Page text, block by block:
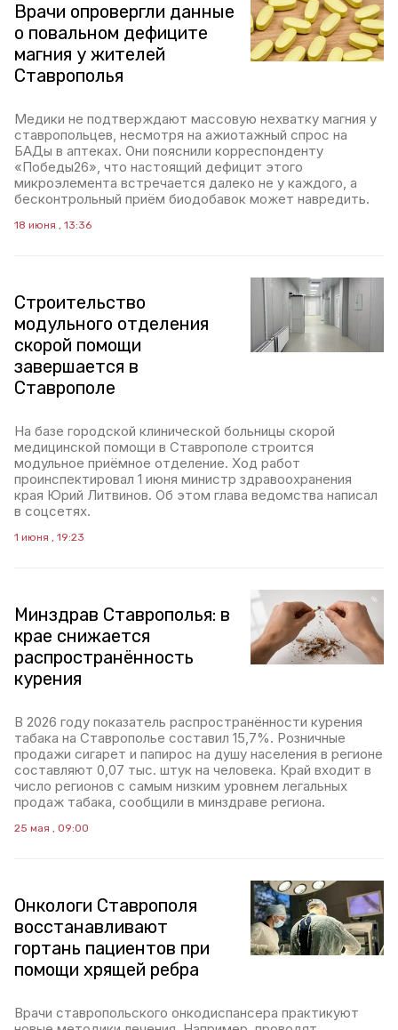
Врачи опровергли данные
о повальном дефиците
магния у жителей
Ставрополья
Медики не подтверждают массовую нехватку магния у
ставропольцев, несмотря на ажиотажный спрос на
БАДы в аптеках. Они пояснили корреспонденту
«Победы26», что настоящий дефицит этого
микроэлемента встречается далеко не у каждого, а
бесконтрольный приём биодобавок может навредить.
18 июня , 13:36
Строительство
модульного отделения
скорой помощи
завершается в
Ставрополе
На базе городской клинической больницы скорой
медицинской помощи в Ставрополе строится
модульное приёмное отделение. Ход работ
проинспектировал 1 июня министр здравоохранения
края Юрий Литвинов. Об этом глава ведомства написал
в соцсетях.
1 июня , 19:23
Минздрав Ставрополья: в
крае снижается
распространённость
курения
В 2026 году показатель распространённости курения
табака на Ставрополье составил 15,7%. Розничные
продажи сигарет и папирос на душу населения в регионе
составляют 0,07 тыс. штук на человека. Край входит в
число регионов с самым низким уровнем легальных
продаж табака, сообщили в минздраве региона.
25 мая , 09:00
Онкологи Ставрополя
восстанавливают
гортань пациентов при
помощи хрящей ребра
Врачи ставропольского онкодиспансера практикуют